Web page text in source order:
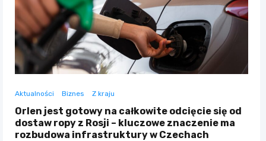
Aktualności Biznes Z kraju
Orlen jest gotowy na całkowite odcięcie się od
dostaw ropy z Rosji – kluczowe znaczenie ma
rozbudowa infrastruktury w Czechach